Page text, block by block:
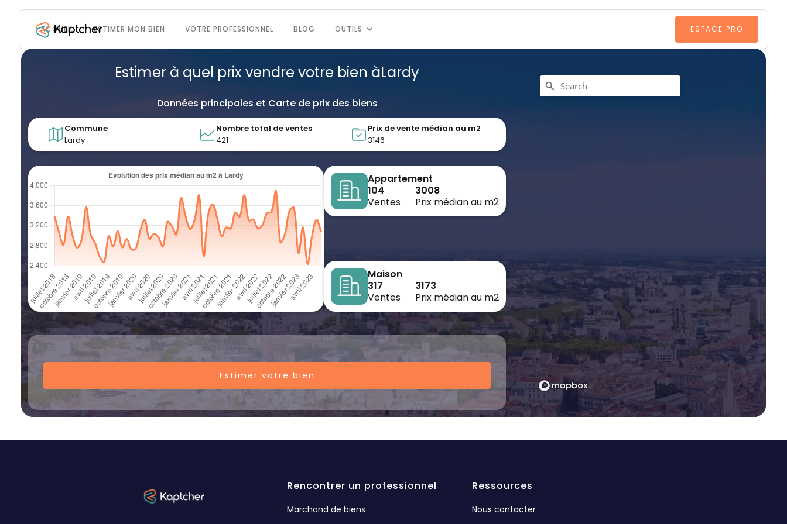
ACCUEIL ESTIMER MON BIEN VOTRE PROFESSIONNEL BLOG OUTILS ESPACE PRO
Estimer à quel prix vendre votre bien àLardy
Données principales et Carte de prix des biens
Commune
Lardy
Nombre total de ventes
421
Prix de vente médian au m2
3146
Appartement
104
Ventes
3008
Prix médian au m2
Maison
317
Ventes
3173
Prix médian au m2
Estimer votre bien
Rencontrer un professionnel
Marchand de biens
Ressources
Nous contacter